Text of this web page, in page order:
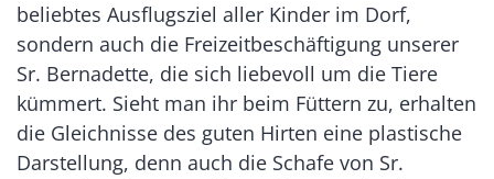
beliebtes Ausflugsziel aller Kinder im Dorf,
sondern auch die Freizeitbeschäftigung unserer
Sr. Bernadette, die sich liebevoll um die Tiere
kümmert. Sieht man ihr beim Füttern zu, erhalten
die Gleichnisse des guten Hirten eine plastische
Darstellung, denn auch die Schafe von Sr.